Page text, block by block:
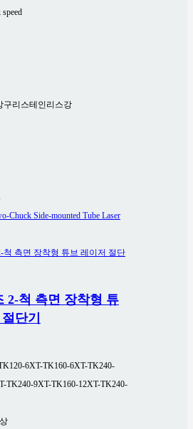
구리스테인리스강
2-척 측면 장착형 튜
단기
6XT-TK160-6XT-TK240-
TK240-9XT-TK160-12XT-TK240-